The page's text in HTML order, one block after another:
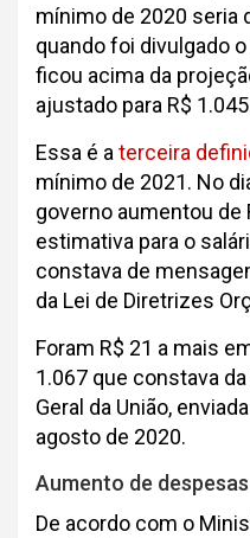
mínimo de 2020 seria
quando foi divulgado
ficou acima da
ajustado para R$
Essa é a terceira
mínimo de 2021. No
governo aumentou de
estimativa para o
constava de
da Lei de Diretrizes
Foram R$ 21 a mais
1.067 que constava
Geral da União,
agosto de 2020.
Aumento de despesas
De acordo com o